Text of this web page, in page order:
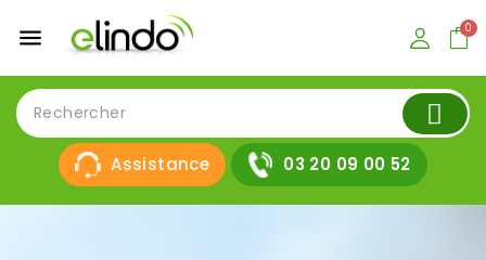
menu
Assistance 03 20 09 00 52